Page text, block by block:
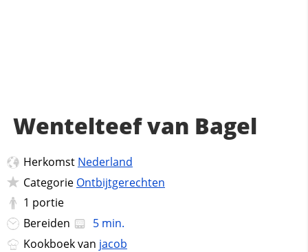
Wentelteef van Bagel
Herkomst Nederland
Categorie Ontbijtgerechten
1 portie
Bereiden
5 min.
Kookboek van jacob